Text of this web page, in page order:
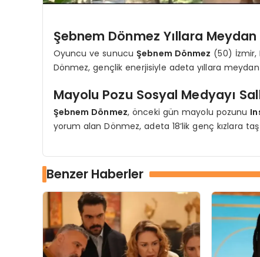
Şebnem Dönmez Yıllara
Oyuncu ve sunucu Şebnem Dönmez (50) İzmir,
Dönmez, gençlik enerjisiyle adeta yıllara
Mayolu Pozu Sosyal Medyayı
Şebnem Dönmez, önceki gün mayolu pozunu
yorum alan Dönmez, adeta 18’lik genç kızlara taş
Benzer Haberler